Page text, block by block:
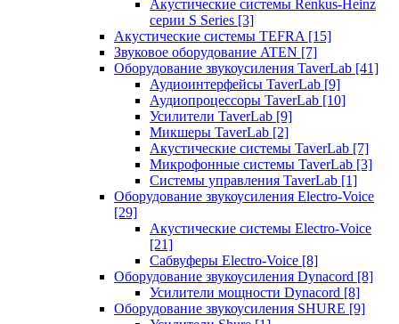
Акустические системы Renkus-Heinz
серии S Series [3]
Акустические системы TEFRA [15]
Звуковое оборудование ATEN [7]
Оборудование звукоусиления TaverLab [41]
Аудиоинтерфейсы TaverLab [9]
Аудиопроцессоры TaverLab [10]
Усилители TaverLab [9]
Микшеры TaverLab [2]
Акустические системы TaverLab [7]
Микрофонные системы TaverLab [3]
Системы управления TaverLab [1]
Оборудование звукоусиления Electro-Voice
[29]
Акустические системы Electro-Voice
[21]
Сабвуферы Electro-Voice [8]
Оборудование звукоусиления Dynacord [8]
Усилители мощности Dynacord [8]
Оборудование звукоусиления SHURE [9]